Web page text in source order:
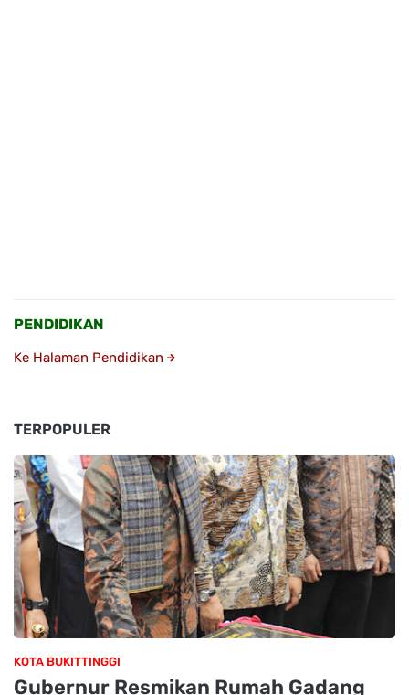
PENDIDIKAN
Ke Halaman Pendidikan
TERPOPULER
KOTA BUKITTINGGI
Gubernur Resmikan Rumah Gadang